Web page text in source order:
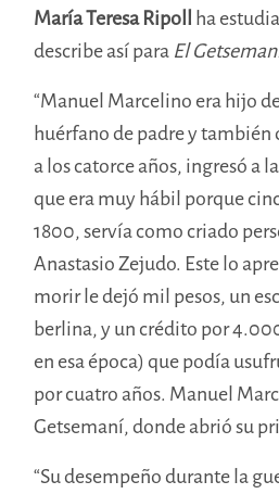
María Teresa Ripoll ha
describe así para El
“Manuel Marcelino era hijo
huérfano de padre y también
a los catorce años, ingresó a
que era muy hábil porque
1800, servía como criado
Anastasio Zejudo. Este lo
morir le dejó mil pesos, un
berlina, y un crédito por
en esa época) que podía
por cuatro años. Manuel
Getsemaní, donde abrió su
“Su desempeño durante la